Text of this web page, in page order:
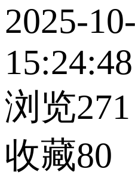
2025-
15:24:48
浏览271
收藏80